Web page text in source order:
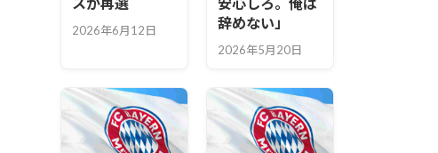
2026年6月12日
辞めない」
2026年5月20日